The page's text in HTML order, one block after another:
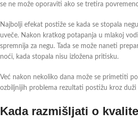
se ne može oporaviti ako se tretira
Najbolji efekat postiže se kada se stopala
uveče. Nakon kratkog potapanja u mlakoj
spremnija za negu. Tada se može naneti
noći, kada stopala nisu izložena pritisku.
Već nakon nekoliko dana može se primetiti
ozbiljnijih problema rezultati postižu kroz duži
Kada razmišljati o